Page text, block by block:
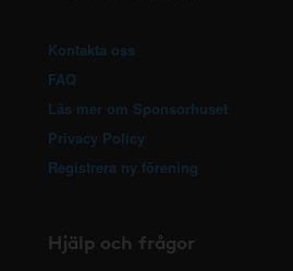
Kontakta oss
FAQ
Läs mer om Sponsorhuset
Privacy Policy
Registrera ny förening
Hjälp och frågor